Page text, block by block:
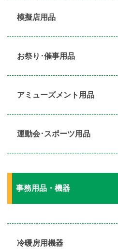
模擬店用品​
お祭り･催事用品​
アミューズメント用品​
運動会･スポーツ用品​
事務用品・機器
冷暖房用機器​